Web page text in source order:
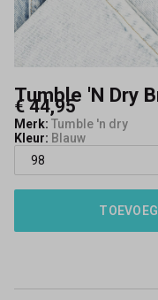
Tumble 'N Dry
€ 44,95
Merk: Tumble 'n dry
Kleur: Blauw